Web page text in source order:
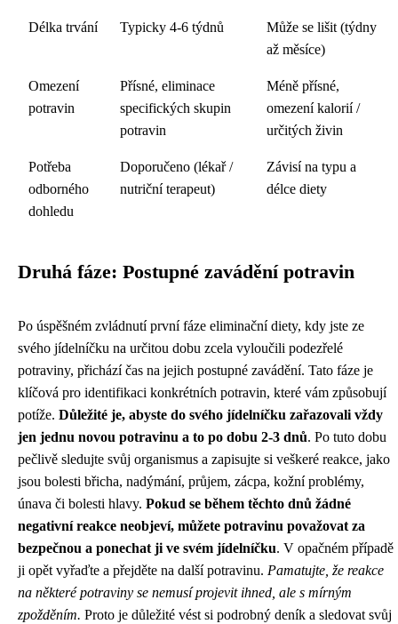
Délka trvání Typicky 4-6 týdnů
Může se lišit (týdny
až měsíce)
Omezení
potravin
Přísné, eliminace
specifických skupin
potravin
Méně přísné,
omezení kalorií /
určitých živin
Potřeba
odborného
dohledu
Doporučeno (lékař /
nutriční terapeut)
Závisí na typu a
délce diety
Druhá fáze: Postupné zavádění potravin
Po úspěšném zvládnutí první fáze eliminační diety, kdy jste ze
svého jídelníčku na určitou dobu zcela vyloučili podezřelé
potraviny, přichází čas na jejich postupné zavádění. Tato fáze je
klíčová pro identifikaci konkrétních potravin, které vám způsobují
potíže. Důležité je, abyste do svého jídelníčku zařazovali vždy
jen jednu novou potravinu a to po dobu 2-3 dnů. Po tuto dobu
pečlivě sledujte svůj organismus a zapisujte si veškeré reakce, jako
jsou bolesti břicha, nadýmání, průjem, zácpa, kožní problémy,
únava či bolesti hlavy. Pokud se během těchto dnů žádné
negativní reakce neobjeví, můžete potravinu považovat za
bezpečnou a ponechat ji ve svém jídelníčku. V opačném případě
ji opět vyřaďte a přejděte na další potravinu. Pamatujte, že reakce
na některé potraviny se nemusí projevit ihned, ale s mírným
zpožděním. Proto je důležité vést si podrobný deník a sledovat svůj